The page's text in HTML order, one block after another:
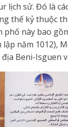
lịch sử. Đó là
thế kỷ thuộc
này bao
năm 1012),
Beni-Isguen